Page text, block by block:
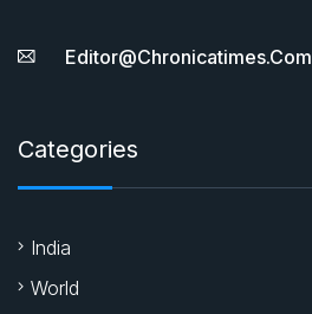
Editor@chronicatimes.com
Categories
India
World